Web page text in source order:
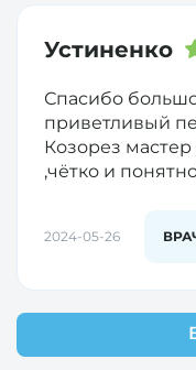
Устиненко
Спасибо
приветливый
Козорез
,чётко и
2024-05-26